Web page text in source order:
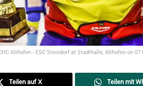
Althofen - ESC Steindorf at Stadthalle, Althofen on
Teilen auf X Teilen mit